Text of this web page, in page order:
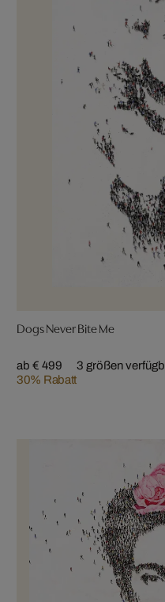
Dogs Never Bite Me
ab € 499
30% Rabatt
3 größen